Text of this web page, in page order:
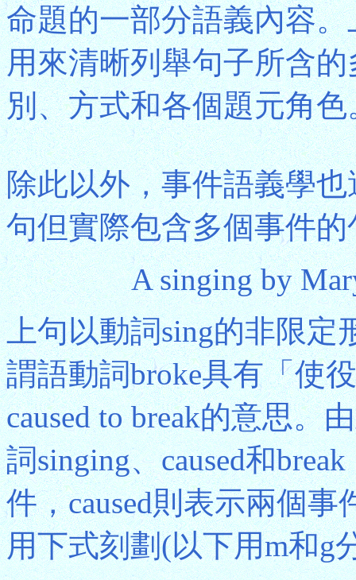
命題的一部分語義內容
用來清晰列舉句子所含
別、方式和各個題元角色
除此以外，事件語義學
句但實際包含多個事件
A singing by
上句以動詞sing的非限定
謂語動詞broke具有「使
caused to break的意思。
詞singing、caused和
件，caused則表示兩個
用下式刻劃(以下用m和g